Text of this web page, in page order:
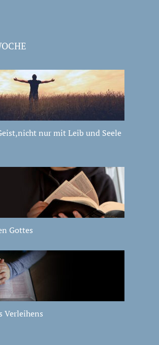
nur mit Leib und Seele
Gottes
Verleihens